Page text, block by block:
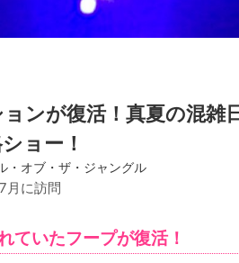
ンが復活！真夏の混雑
ョー！
・オブ・ザ・ジャングル
月に訪問
ていたフープが復活！